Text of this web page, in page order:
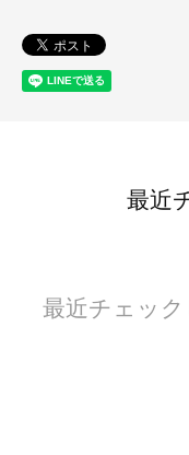
最近
最近チェッ